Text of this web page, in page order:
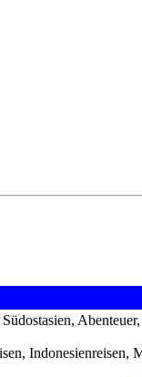
Indonesienreisen,